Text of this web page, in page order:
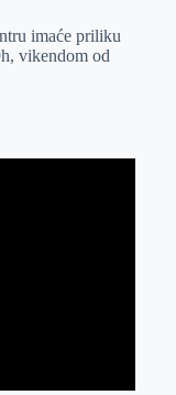
imaće priliku
vikendom od